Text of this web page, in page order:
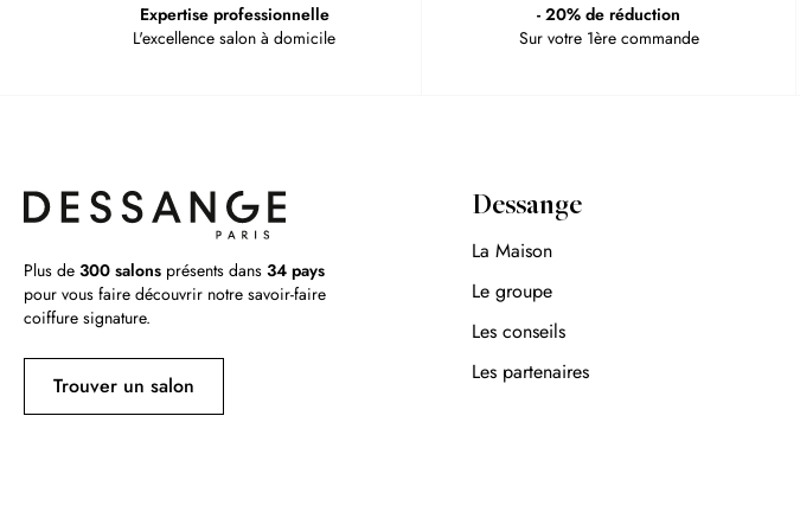
Expertise professionnelle
L'excellence salon à domicile
- 20% de réduction
Sur votre 1ère commande
Plus de 300 salons présents dans 34 pays
pour vous faire découvrir notre savoir-faire
coiffure signature.
Trouver un salon
Dessange
La Maison
Le groupe
Les conseils
Les partenaires